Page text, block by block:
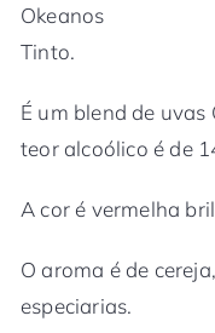
Okeanos
Tinto.
É um blend de
teor alcoólico é de
A cor é vermelha
O aroma é de
especiarias.